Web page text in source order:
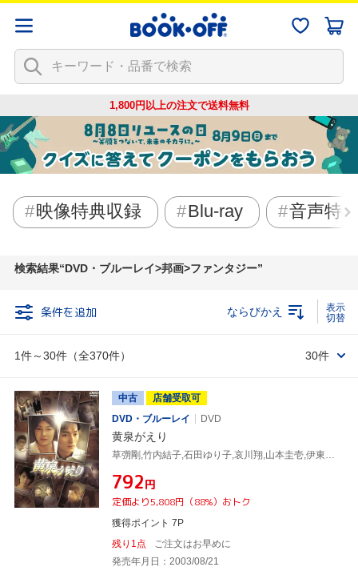
1,800円以上の注文で送料無料
映像特典収録 Blu-ray 音声特
検索結果 DVD・ブルーレイ>邦画>ファンタジー
条件を追加
1件～30件（全370件）
ならびかえ
30件
中古
店舗受取可
DVD・ブルーレイ
DVD
黄泉がえり
¥792円
定価より5,808円（88%）おトク
獲得ポイント 7P
残り1点
ご注文はお早めに
発売年月日：2003/08/21